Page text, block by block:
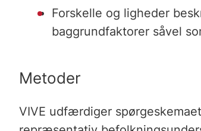
Forskelle og ligheder
baggrundfaktorer såvel
Metoder
VIVE udfærdiger